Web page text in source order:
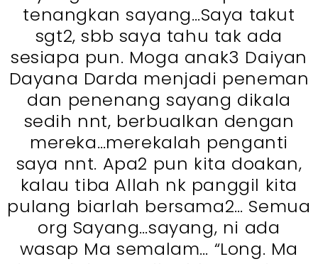
tenangkan sayang…Saya takut
sgt2, sbb saya tahu tak ada
sesiapa pun. Moga anak3 Daiyan
Dayana Darda menjadi peneman
dan penenang sayang dikala
sedih nnt, berbualkan dengan
mereka…merekalah penganti
saya nnt. Apa2 pun kita doakan,
kalau tiba Allah nk panggil kita
pulang biarlah bersama2… Semua
org Sayang…sayang, ni ada
wasap Ma semalam… “Long. Ma